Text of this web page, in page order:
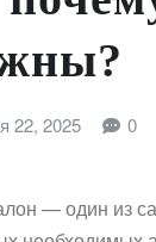
22, 2025 0
— один из